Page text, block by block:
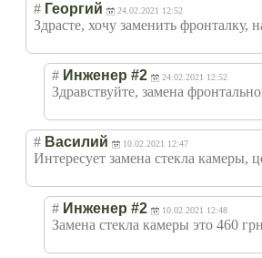
# Георгий 24.02.2021 12:52
Здрасте, хочу заменить фронталку,
# Инженер #2 24.02.2021 12:52
Здравствуйте, замена
# Василий 10.02.2021 12:47
Интересует замена стекла камеры,
# Инженер #2 10.02.2021 12:48
Замена стекла камеры это 460